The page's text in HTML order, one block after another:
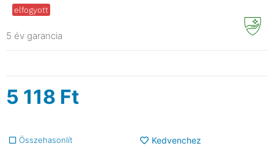
elfogyott
5 év garancia
5 118 Ft
Összehasonlít Kedvenchez